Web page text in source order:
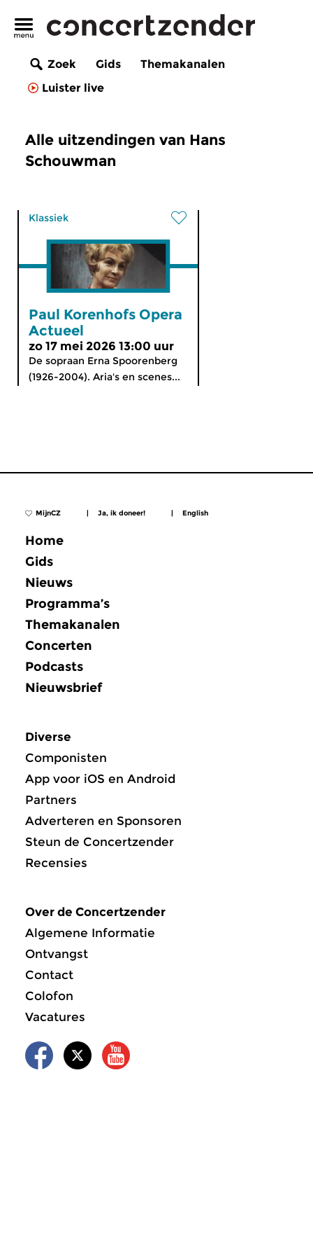
Zoek Gids
Themakanalen
Luister live
Alle uitzendingen van Hans
Schouwman
Klassiek
Paul Korenhofs Opera
Actueel
zo 17 mei 2026 13:00 uur
De sopraan Erna Spoorenberg
(1926-2004). Aria's en scenes...
MijnCZ | Ja, ik doneer! | English
Home
Gids
Nieuws
Programma’s
Themakanalen
Concerten
Podcasts
Nieuwsbrief
Diverse
Componisten
App voor iOS en Android
Partners
Adverteren en Sponsoren
Steun de Concertzender
Recensies
Over de Concertzender
Algemene Informatie
Ontvangst
Contact
Colofon
Vacatures